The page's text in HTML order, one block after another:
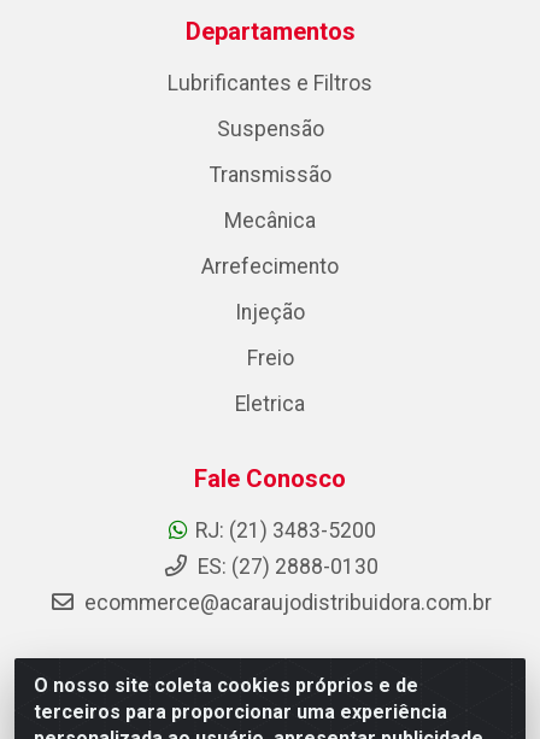
O nosso site coleta cookies próprios e de
terceiros para proporcionar uma experiência
Departamentos
Lubrificantes e Filtros
Suspensão
Transmissão
Mecânica
Arrefecimento
Injeção
Freio
Eletrica
Fale Conosco
RJ: (21) 3483-5200
ES: (27) 2888-0130
ecommerce@acaraujodistribuidora.com.br
AC Araujo Distribuidora - Rua Carneiro de Campos, 42 -
São Cristóvão, Rio de Janeiro/RJ - CEP 20.920-410 -